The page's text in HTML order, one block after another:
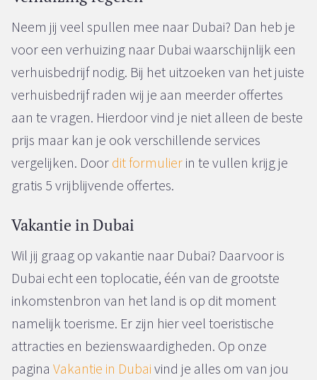
Neem jij veel spullen mee naar Dubai? Dan heb je
voor een verhuizing naar Dubai waarschijnlijk een
verhuisbedrijf nodig. Bij het uitzoeken van het juiste
verhuisbedrijf raden wij je aan meerder offertes
aan te vragen. Hierdoor vind je niet alleen de beste
prijs maar kan je ook verschillende services
vergelijken. Door dit formulierin te vullen krijg je
gratis 5 vrijblijvende offertes.
Vakantie in Dubai
Wil jij graag op vakantie naar Dubai? Daarvoor is
Dubai echt een toplocatie, één van de grootste
inkomstenbron van het land is op dit moment
namelijk toerisme. Er zijn hier veel toeristische
attracties en bezienswaardigheden. Op onze
pagina Vakantie in Dubai vind je alles om van jou